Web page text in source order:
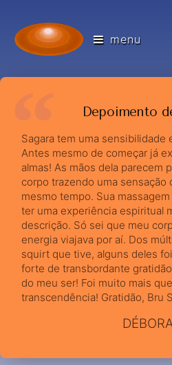
menu
Depoimento
Sagara tem uma sensibilidade
Antes mesmo de começar já
almas! As mãos dela parecem
corpo trazendo uma sensação
mesmo tempo. Sua
ter uma experiência espiritual
descrição. Só sei que meu
energia viajava por aí. Dos
squirt que tive, alguns deles
forte de transbordante
do meu ser! Foi muito mais
transcendência! Gratidão, Bru